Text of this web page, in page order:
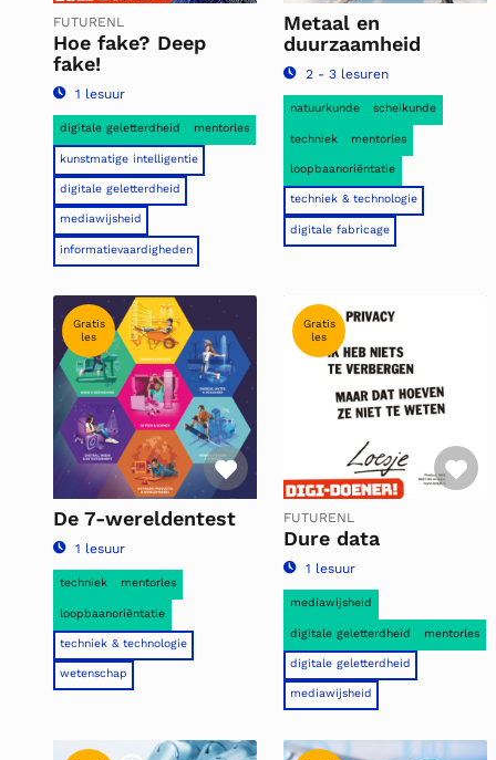
FUTURENL
Hoe fake? Deep
fake!
1 lesuur
digitale geletterdheid mentorles
kunstmatige intelligentie
digitale geletterdheid
mediawijsheid
informatievaardigheden
Metaal en
duurzaamheid
2 - 3 lesuren
natuurkunde scheikunde
techniek mentorles
loopbaanoriëntatie
techniek & technologie
digitale fabricage
Gratis
les
Favoriet
De 7-wereldentest
1 lesuur
techniek mentorles
loopbaanoriëntatie
techniek & technologie
wetenschap
Gratis
les
FUTURENL
Dure data
1 lesuur
mediawijsheid
digitale geletterdheid mentorles
digitale geletterdheid
mediawijsheid